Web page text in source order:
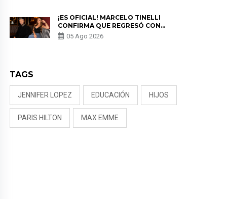
¡ES OFICIAL! MARCELO TINELLI
CONFIRMA QUE REGRESÓ CON
MILETT FIGUEROA: “EL AMOR
PUDO MÁS”
05 Ago 2026
TAGS
JENNIFER LOPEZ EDUCACIÓN HIJOS
PARIS HILTON MAX EMME